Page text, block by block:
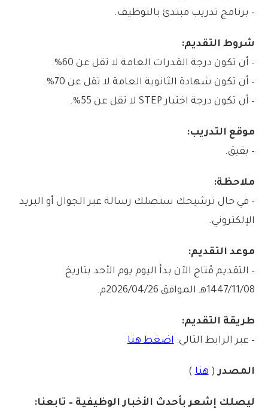
– برنامج تدريب مبتدئ بالتوظيف.
شروط التقديم:
– أن تكون درجة القدرات العامة لا تقل عن 60%.
– أن تكون شهادة الثانوية العامة لا تقل عن 70%.
– أن تكون درجة اختبار STEP لا تقل عن 55%.
موقع التدريب:
– بقيق.
ملاحظة:
– في حال ترشيحك ستصلك رسالة عبر الجوال أو البريد
الإلكتروني.
موعد التقديم:
– التقديم مُتاح الآن بدأ اليوم يوم الأحد بتاريخ
1447/11/08هـ الموافق 2026/04/26م.
طريقة التقديم:
– عبر الرابط التالي: اضغط هنا
المصدر( هنا )
ليصلك إشعربأحدث الأخبار الوظيفية – تابعنا: